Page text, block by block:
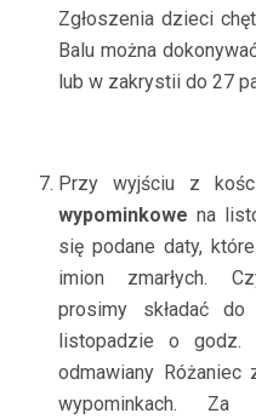
Zgłoszenia dzieci
Balu można
lub w zakrystii do 27
Przy wyjściu z
wypominkowe na
się podane daty,
imion zmarłych.
prosimy składać
listopadzie o godz.
odmawiany Różaniec
wypominkach. Za